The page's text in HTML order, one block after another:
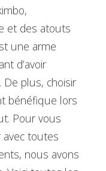
et des atouts
une arme
d’avoir
De plus, choisir
bénéfique lors
Pour vous
avec toutes
nous avons